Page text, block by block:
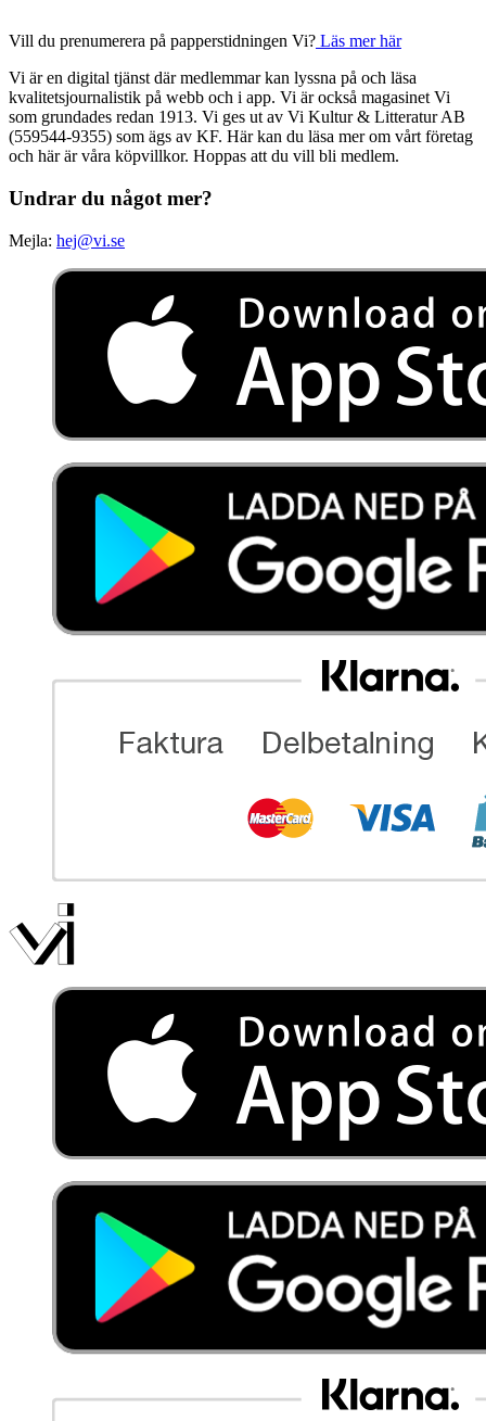
Vill du prenumerera på papperstidningen Vi? Läs mer här
Vi är en digital tjänst där medlemmar kan lyssna på och läsa
kvalitetsjournalistik på webb och i app. Vi är också magasinet Vi
som grundades redan 1913. Vi ges ut av Vi Kultur & Litteratur AB
(559544-9355) som ägs av KF. Här kan du läsa mer om vårt företag
och här är våra köpvillkor. Hoppas att du vill bli medlem.
Undrar du något mer?
Mejla: hej@vi.se